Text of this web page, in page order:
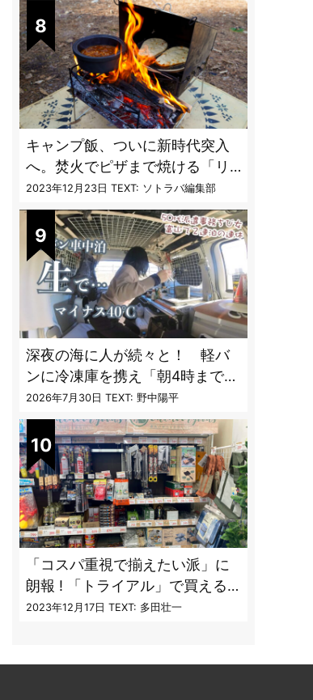
虫よけ】
キャンプ飯、ついに新時代突入
へ。焚火でピザまで焼ける「リ
フレクターオーブン」がスゴす
ぎる
2023年12月23日 TEXT: ソトラバ編集部
深夜の海に人が続々と！ 軽バ
ンに冷凍庫を携え「朝4時までホ
タルイカ掬い」の奮闘記
2026年7月30日 TEXT: 野中陽平
「コスパ重視で揃えたい派」に
朗報 ! 「トライアル」で買える
キャンプ道具7品
2023年12月17日 TEXT: 多田壮一